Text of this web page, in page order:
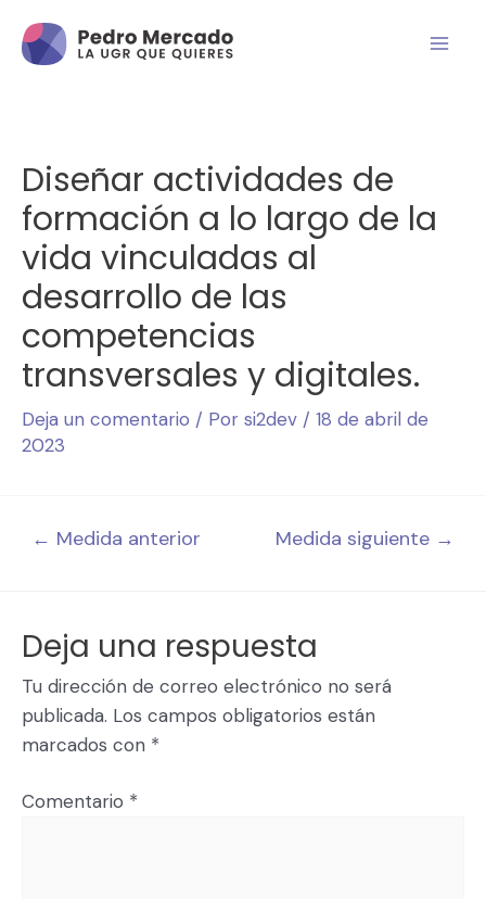
Diseñar actividades de
formación a lo largo de la
vida vinculadas al
desarrollo de las
competencias
transversales y digitales.
Deja un comentario / Por si2dev / 18 de abril de
2023
← Medida anterior Medida siguiente →
Deja una respuesta
Tu dirección de correo electrónico no será
publicada. Los campos obligatorios están
marcados con *
Comentario *